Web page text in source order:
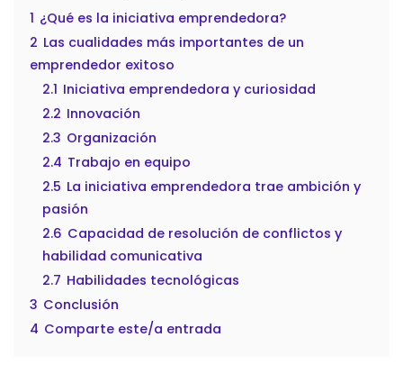
1 ¿Qué es la iniciativa emprendedora?
2 Las cualidades más importantes de un
emprendedor exitoso
2.1 Iniciativa emprendedora y curiosidad
2.2 Innovación
2.3 Organización
2.4 Trabajo en equipo
2.5 La iniciativa emprendedora trae ambición y
pasión
2.6 Capacidad de resolución de conflictos y
habilidad comunicativa
2.7 Habilidades tecnológicas
3 Conclusión
4 Comparte este/a entrada